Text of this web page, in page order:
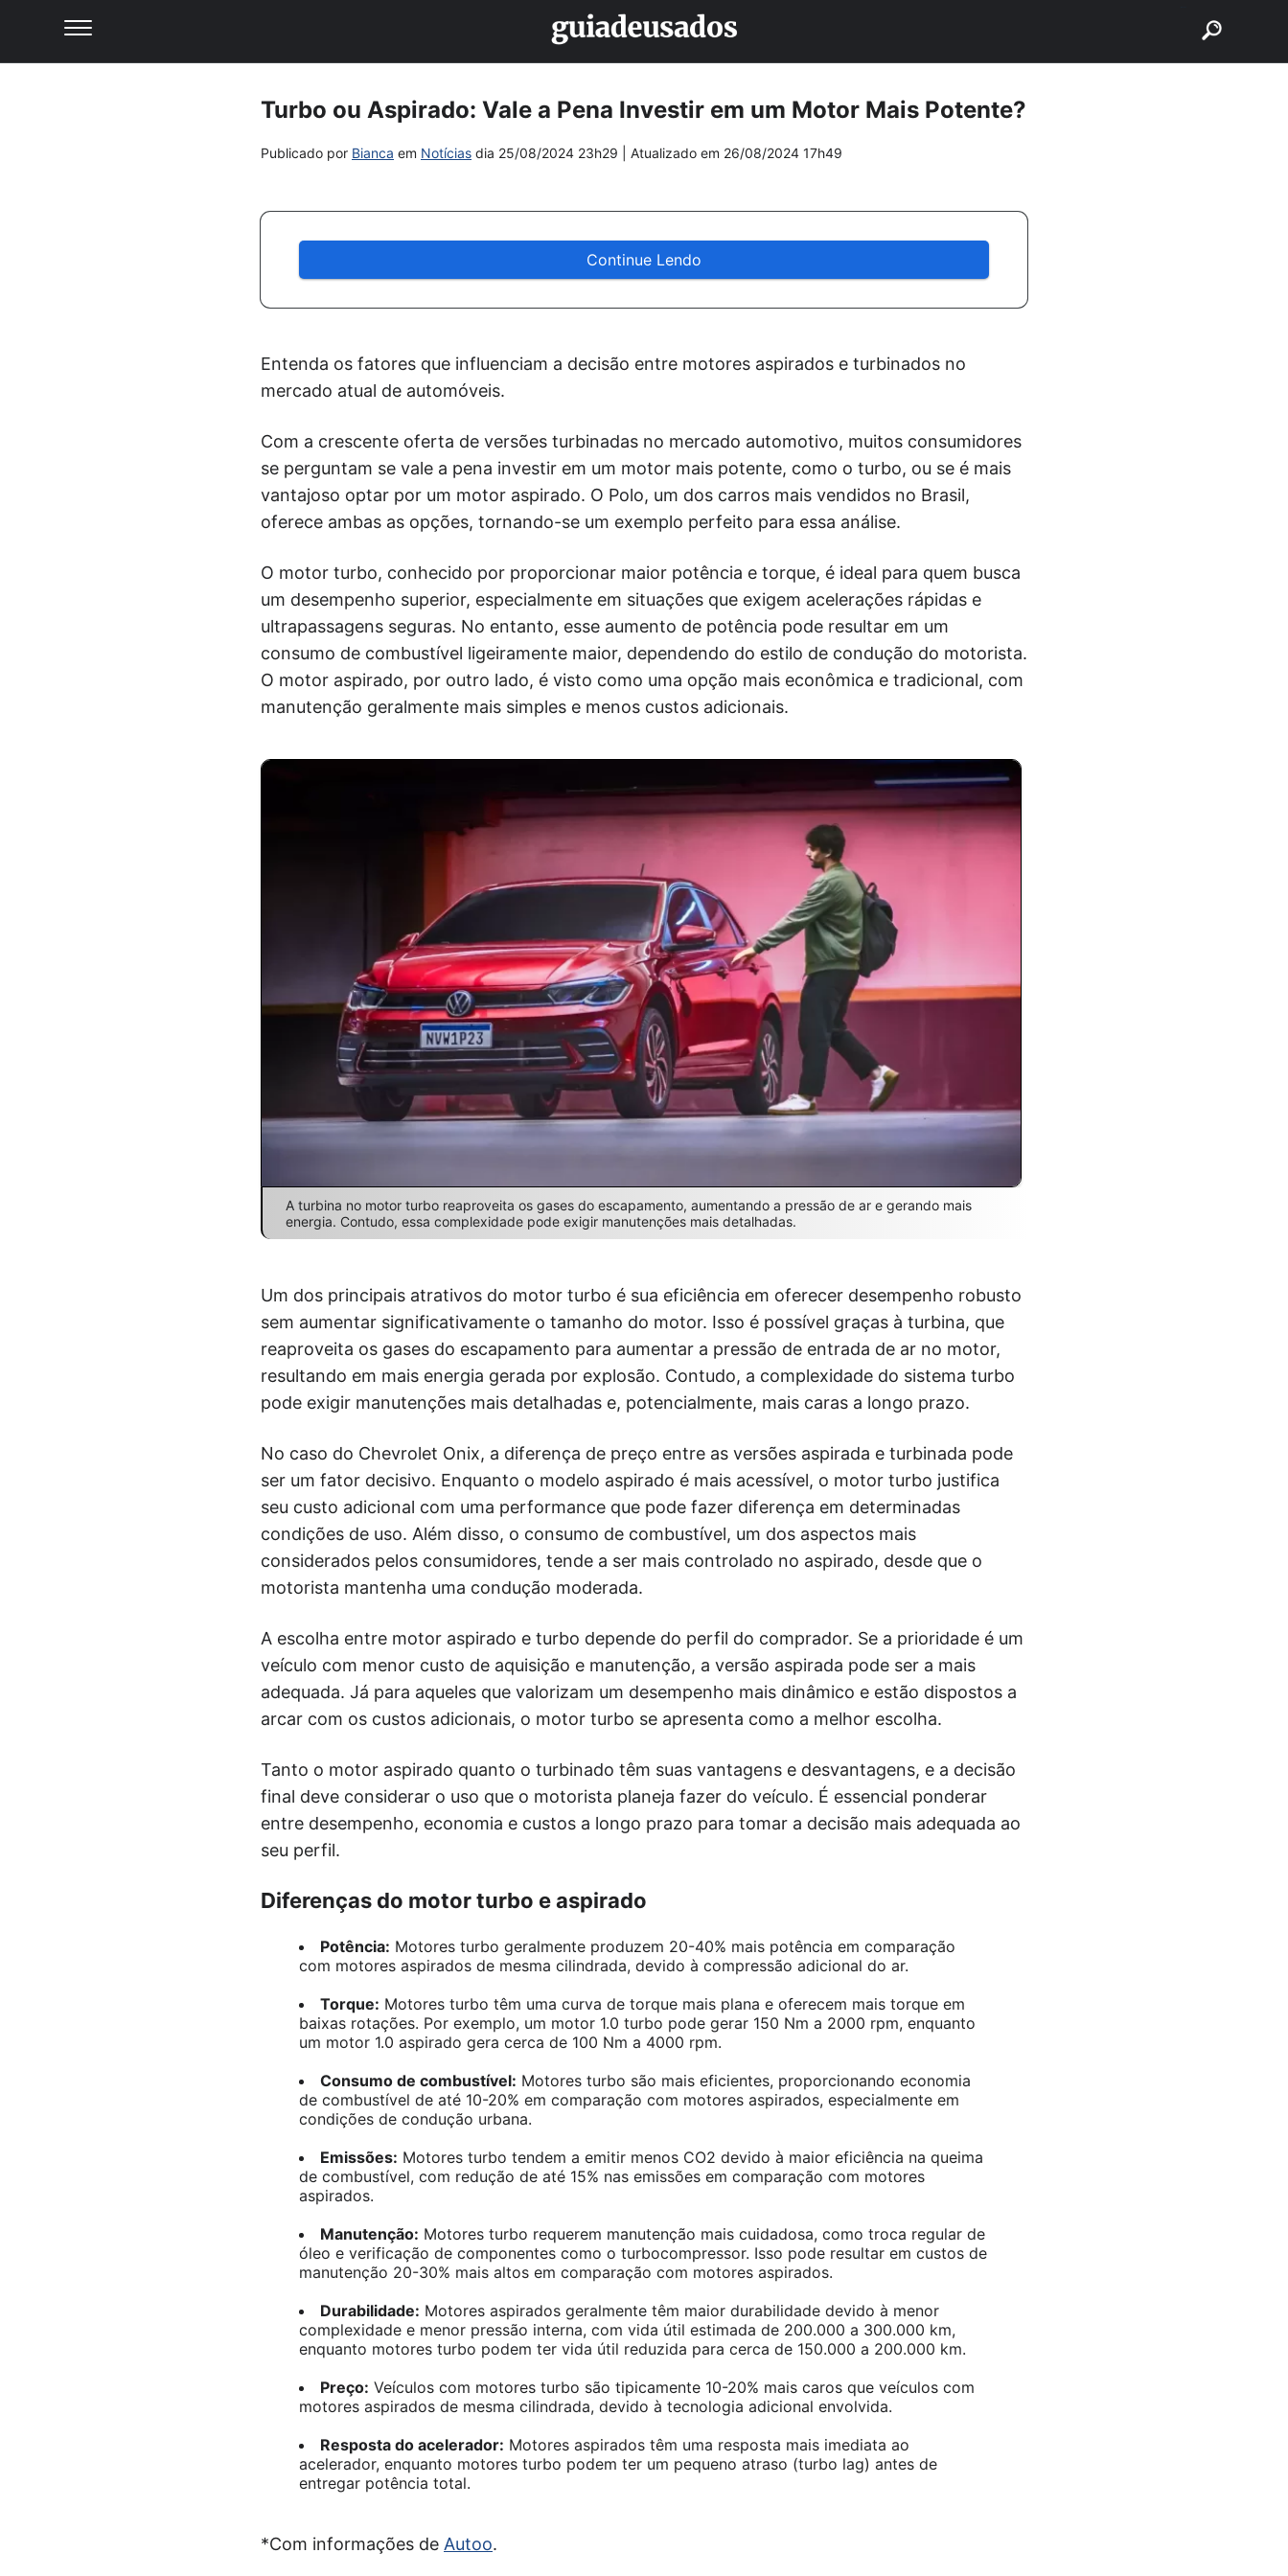
Turbo ou Aspirado: Vale a Pena Investir em um Motor Mais Potente?
Publicado por Bianca em Notícias dia 25/08/2024 23h29 | Atualizado em 26/08/2024 17h49
Continue Lendo
Entenda os fatores que influenciam a decisão entre motores aspirados e turbinados no
mercado atual de automóveis.
Com a crescente oferta de versões turbinadas no mercado automotivo, muitos consumidores
se perguntam se vale a pena investir em um motor mais potente, como o turbo, ou se é mais
vantajoso optar por um motor aspirado. O Polo, um dos carros mais vendidos no Brasil,
oferece ambas as opções, tornando-se um exemplo perfeito para essa análise.
O motor turbo, conhecido por proporcionar maior potência e torque, é ideal para quem busca
um desempenho superior, especialmente em situações que exigem acelerações rápidas e
ultrapassagens seguras. No entanto, esse aumento de potência pode resultar em um
consumo de combustível ligeiramente maior, dependendo do estilo de condução do motorista.
O motor aspirado, por outro lado, é visto como uma opção mais econômica e tradicional, com
manutenção geralmente mais simples e menos custos adicionais.
A turbina no motor turbo reaproveita os gases do escapamento, aumentando a pressão de ar e gerando mais
energia. Contudo, essa complexidade pode exigir manutenções mais detalhadas.
Um dos principais atrativos do motor turbo é sua eficiência em oferecer desempenho robusto
sem aumentar significativamente o tamanho do motor. Isso é possível graças à turbina, que
reaproveita os gases do escapamento para aumentar a pressão de entrada de ar no motor,
resultando em mais energia gerada por explosão. Contudo, a complexidade do sistema turbo
pode exigir manutenções mais detalhadas e, potencialmente, mais caras a longo prazo.
No caso do Chevrolet Onix, a diferença de preço entre as versões aspirada e turbinada pode
ser um fator decisivo. Enquanto o modelo aspirado é mais acessível, o motor turbo justifica
seu custo adicional com uma performance que pode fazer diferença em determinadas
condições de uso. Além disso, o consumo de combustível, um dos aspectos mais
considerados pelos consumidores, tende a ser mais controlado no aspirado, desde que o
motorista mantenha uma condução moderada.
A escolha entre motor aspirado e turbo depende do perfil do comprador. Se a prioridade é um
veículo com menor custo de aquisição e manutenção, a versão aspirada pode ser a mais
adequada. Já para aqueles que valorizam um desempenho mais dinâmico e estão dispostos a
arcar com os custos adicionais, o motor turbo se apresenta como a melhor escolha.
Tanto o motor aspirado quanto o turbinado têm suas vantagens e desvantagens, e a decisão
final deve considerar o uso que o motorista planeja fazer do veículo. É essencial ponderar
entre desempenho, economia e custos a longo prazo para tomar a decisão mais adequada ao
seu perfil.
Diferenças do motor turbo e aspirado
Potência: Motores turbo geralmente produzem 20-40% mais potência em comparação
com motores aspirados de mesma cilindrada, devido à compressão adicional do ar.
Torque: Motores turbo têm uma curva de torque mais plana e oferecem mais torque em
baixas rotações. Por exemplo, um motor 1.0 turbo pode gerar 150 Nm a 2000 rpm, enquanto
um motor 1.0 aspirado gera cerca de 100 Nm a 4000 rpm.
Consumo de combustível: Motores turbo são mais eficientes, proporcionando economia
de combustível de até 10-20% em comparação com motores aspirados, especialmente em
condições de condução urbana.
Emissões: Motores turbo tendem a emitir menos CO2 devido à maior eficiência na queima
de combustível, com redução de até 15% nas emissões em comparação com motores
aspirados.
Manutenção: Motores turbo requerem manutenção mais cuidadosa, como troca regular de
óleo e verificação de componentes como o turbocompressor. Isso pode resultar em custos de
manutenção 20-30% mais altos em comparação com motores aspirados.
Durabilidade: Motores aspirados geralmente têm maior durabilidade devido à menor
complexidade e menor pressão interna, com vida útil estimada de 200.000 a 300.000 km,
enquanto motores turbo podem ter vida útil reduzida para cerca de 150.000 a 200.000 km.
Preço: Veículos com motores turbo são tipicamente 10-20% mais caros que veículos com
motores aspirados de mesma cilindrada, devido à tecnologia adicional envolvida.
Resposta do acelerador: Motores aspirados têm uma resposta mais imediata ao
acelerador, enquanto motores turbo podem ter um pequeno atraso (turbo lag) antes de
entregar potência total.
*Com informações de Autoo.